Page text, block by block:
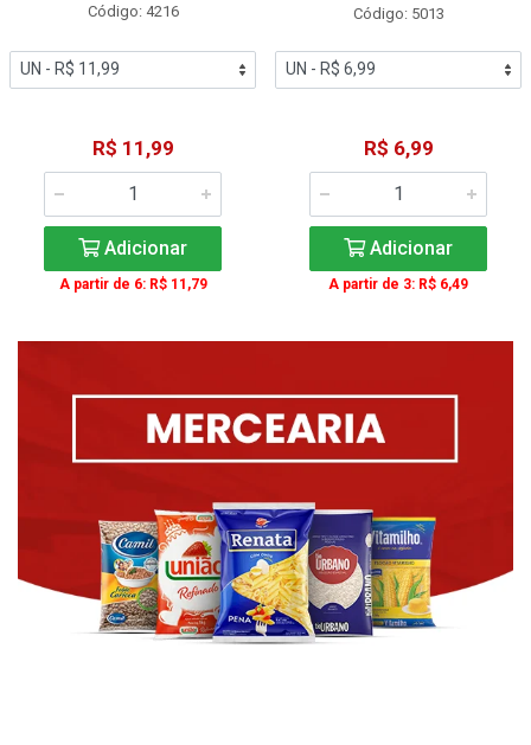
Código: 4216
R$ 11,99
Adicionar
A partir de 6: R$ 11,79
Código: 5013
R$ 6,99
Adicionar
A partir de 3: R$ 6,49